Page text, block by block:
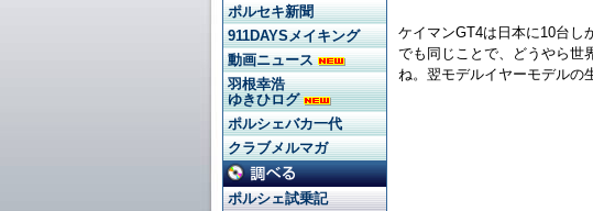
ケイマンGT4は日本に10台し
でも同じことで、どうやら世
ね。翌モデルイヤーモデルの
ポルセキ新聞
911DAYSメイキング
動画ニュース
羽根幸浩
ゆきひログ
ポルシェバカ一代
クラブメルマガ
ポルシェ試乗記